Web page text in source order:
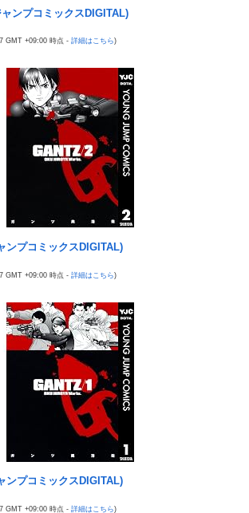
ートファイター6の評判まとめ！ヤレる感が
な事やってるよな
さん、妊娠中とは思えないヒール姿で登場し
員→副業でウーバーやってるんやが金がない
の自信喪失の原因に-6割超が「人生の敗者」
カー協会を家宅捜索 代表監督選考巡り
、中国人民と連帯して戦おー！悪政高市を打
茶やろなぁ」
相、『大炎上』してしまう！！！！！！！
したら無言の男が真横についてきた」とタレ
惑が出ると「その男の垢を発見した」と追加
に共産主義嫌なん？
」「プライズ」「ガシャポン」2026年8月発
、キモオタチー牛弱男どもの「おはよう」に
】セガ「忍野忍」「斧乃木余接」プライズフ
公開】
ター20機種にバックドア発見！ ネットに繋
中国のサーバーと通信
ックはサービスエリア利用有料化すればサボ
決じゃね？」
らかに足に障害がある方が歩いていた。母
方なの？ふざけてるの？」
・コーラ愛を全力アピール！
を目指すFC町田ゼルビア黒田剛監督が抱負を
64歳男性死亡 8合目付近で意識失う
らせOKだってよ3
は?」韓国サッカーに衝撃的不祥事！W杯予
的接待発覚！海外騒然！【海外の反応】
全力受け止めて♡ ←「またへんないきものが
ンプコミックスDIGITAL)
GMT +09:00 時点 - 詳細はこちら)
ンプコミックスDIGITAL)
GMT +09:00 時点 - 詳細はこちら)
ンプコミックスDIGITAL)
GMT +09:00 時点 - 詳細はこちら)